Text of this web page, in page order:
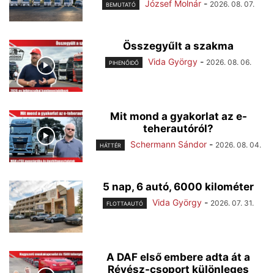
BEMUTATÓ József Molnár - 2026. 08. 07.
Összegyűlt a szakma
PIHENŐIDŐ Vida György - 2026. 08. 06.
Mit mond a gyakorlat az e-
teherautóról?
HÁTTÉR Schermann Sándor - 2026. 08. 04.
5 nap, 6 autó, 6000 kilométer
FLOTTAAUTÓ Vida György - 2026. 07. 31.
A DAF első embere adta át a
Révész-csoport különleges